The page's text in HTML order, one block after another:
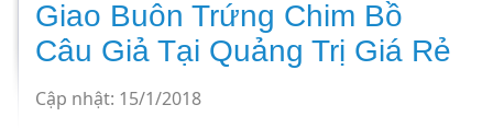
Giao Buôn Trứng Chim Bồ
Câu Giả Tại Quảng Trị Giá Rẻ
Cập nhật: 15/1/2018